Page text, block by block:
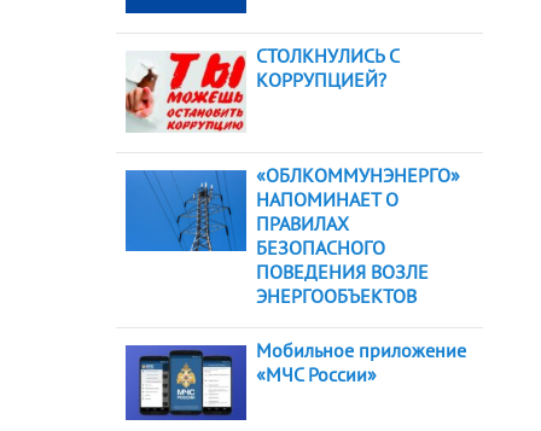
СТОЛКНУЛИСЬ С
КОРРУПЦИЕЙ?
«ОБЛКОММУНЭНЕРГО»
НАПОМИНАЕТ О
ПРАВИЛАХ
БЕЗОПАСНОГО
ПОВЕДЕНИЯ ВОЗЛЕ
ЭНЕРГООБЪЕКТОВ
Мобильное приложение
«МЧС России»